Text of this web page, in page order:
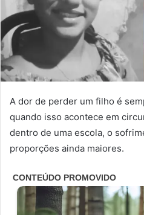
A dor de perder um filho é
quando isso acontece em
dentro de uma escola, o
proporções ainda maiores.